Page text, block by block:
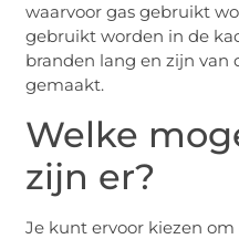
waarvoor gas gebruikt
gebruikt worden in de
branden lang en zijn van
gemaakt.
Welke
zijn er?
Je kunt ervoor kiezen